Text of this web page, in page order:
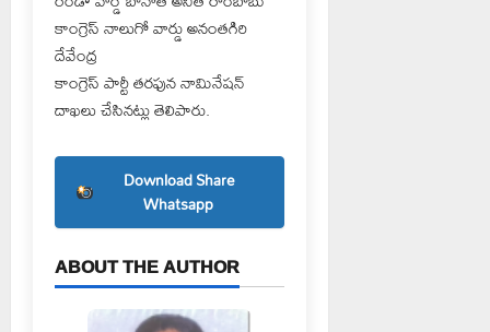
కాంగ్రెస్ నాలుగో వార్డు అనంతగిరి
దేవేంద్ర
కాంగ్రెస్ పార్టీ తరఫున నామినేషన్
దాఖలు చేసినట్లు తెలిపారు.
Download Share
Whatsapp
ABOUT THE AUTHOR